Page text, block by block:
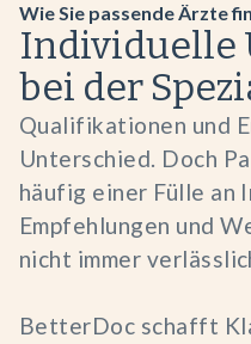
Wie Sie passende Ärzte
Individuelle
bei der
Qualifikationen und
Unterschied. Doch
häufig einer Fülle an
Empfehlungen und
nicht immer
BetterDoc schafft